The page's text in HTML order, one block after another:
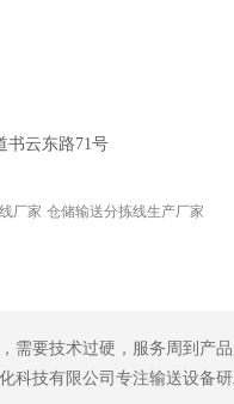
书云东路71号
厂家 仓储输送分拣线生产厂家
需要技术过硬，服务周到产
科技有限公司专注输送设备